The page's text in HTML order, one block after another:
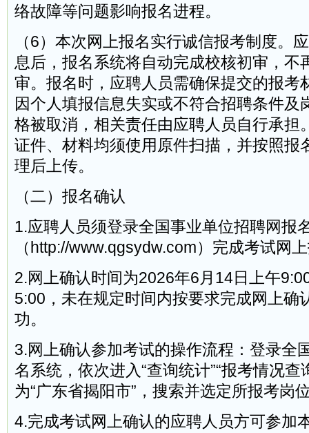
络故障等问题影响报名进程。
（6）本次网上报名实行诚信报考制度。
息后，报名系统将自动完成校核初审，不
审。报名时，应聘人员需确保提交的报考
因个人填报信息失实或不符合招聘条件及
格被取消，相关责任由应聘人员自行承担
证件、材料均须使用原件扫描，并按照报
理后上传。
（二）报名确认
1.应聘人员须登录全国事业单位招聘网报
（http://www.qgsydw.com）完成考试网
2.网上确认时间为2026年6月14日上午
5:00，未在规定时间内按要求完成网上确
功。
3.网上确认参加考试的操作流程：登录全
名系统，依次进入“查询统计”“报考情况查
为“广东省揭阳市”，搜索并选定所报考岗
4.完成考试网上确认的应聘人员方可参加